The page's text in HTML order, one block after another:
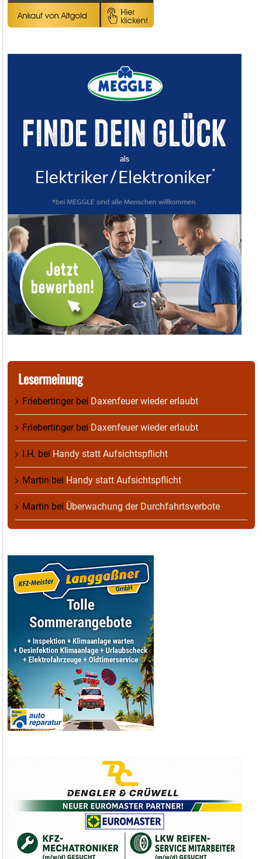
Lesermeinung
Friebertingerbei Daxenfeuer wieder erlaubt
Friebertingerbei Daxenfeuer wieder erlaubt
I.H. bei Handy statt Aufsichtspflicht
Martin bei Handy statt Aufsichtspflicht
Martin bei Überwachung der Durchfahrtsverbote